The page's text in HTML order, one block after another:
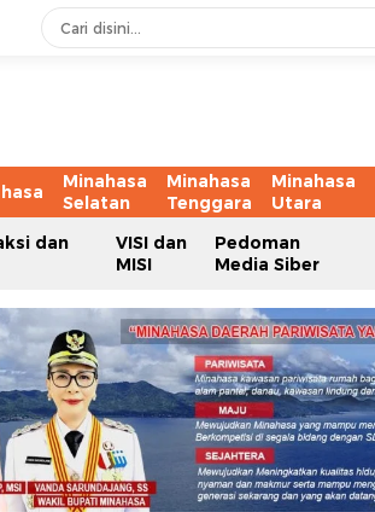
Minahasa
Selatan
Minahasa
Tenggara
Minahasa
Utara
dan
VISI dan
MISI
Pedoman
Media Siber